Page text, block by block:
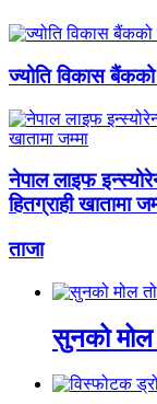
ज्योति विकास
नेपाल लाइफ
हितग्राही खातामा
ताजा
सुनको मोल